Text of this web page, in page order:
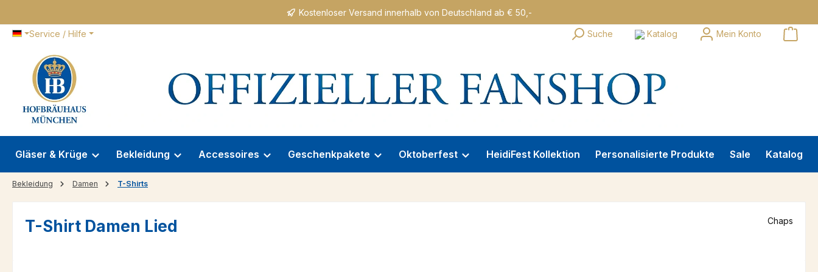
Kostenloser Versand innerhalb von Deutschland ab € 50,-
Service / Hilfe Suche Katalog Mein Konto
Gläser & Krüge Bekleidung Accessoires Geschenkpakete Oktoberfest HeidiFest Kollektion Personalisierte Produkte Sale Katalog
Bekleidung Damen T-Shirts
T-Shirt Damen Lied Chaps